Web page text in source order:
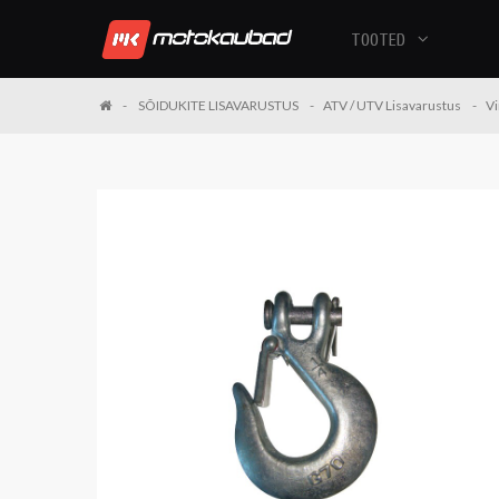
TOOTED
SÕIDUKITE LISAVARUSTUS ATV / UTV Lisavarustus